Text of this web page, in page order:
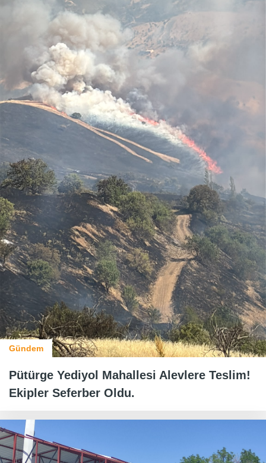
Gündem
Pütürge Yediyol Mahallesi Alevlere Teslim!
Ekipler Seferber Oldu.